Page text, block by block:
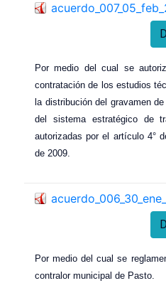
Por medio del cual se
contratación de los estudios
la distribución del gravamen
del sistema estratégico de
autorizadas por el artículo 4°
de 2009.
Por medio del cual se
contralor municipal de Pasto.